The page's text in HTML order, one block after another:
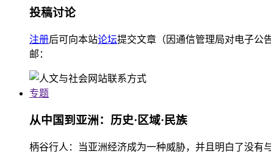
投稿讨论
注册后可向本站论坛提交文章（因通信管理局对电子公
邮：
专题
从中国到亚洲：历史·区域·民族
柄谷行人：当亚洲经济成为一种威胁，并且明白了没有